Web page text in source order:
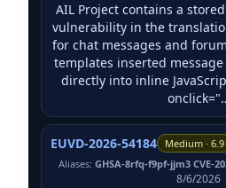
AIL Project contains a
vulnerability in the
for chat messages and
templates inserted
directly into inline
EUVD-2026-54184
Medium · 6.9
Aliases: GHSA-8rfq-f9pf-jjm3 CVE-
8/6/2026